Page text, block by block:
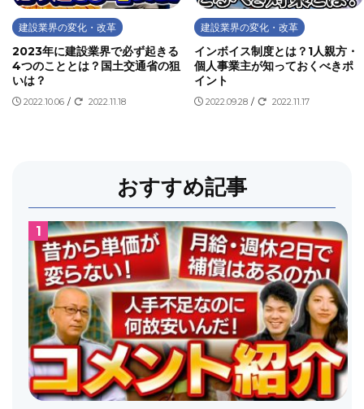
建設業界の変化・改革
2023年に建設業界で必ず起きる
4つのこととは？国土交通省の狙
いは？
2022.10.06 / 2022.11.18
建設業界の変化・改革
インボイス制度とは？1人親方・
個人事業主が知っておくべきポ
イント
2022.09.28 / 2022.11.17
おすすめ記事